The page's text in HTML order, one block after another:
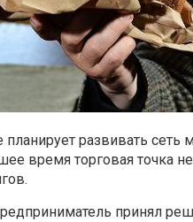
планирует развивать
время торговая точка
принял